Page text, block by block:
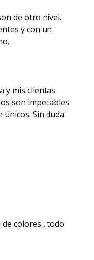
de otro nivel.
y con un
y mis clientas
son impecables
únicos. Sin duda
colores , todo.